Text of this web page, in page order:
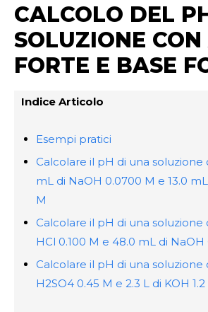
CALCOLO DEL
SOLUZIONE
FORTE E BASE
Indice Articolo
Esempi pratici
Calcolare il pH di una
mL di NaOH 0.0700 M e 13.0
M
Calcolare il pH di una soluzione
HCl 0.100 M e 48.0 mL di NaOH
Calcolare il pH di una soluzione
H2SO4 0.45 M e 2.3 L di KOH 1.2